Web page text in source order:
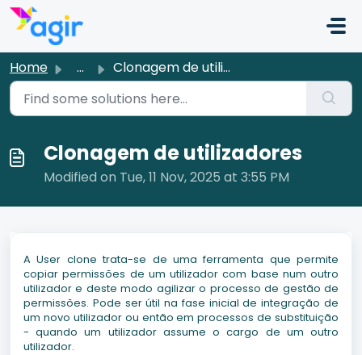
Skip to main content
Home ... Clonagem de utilizadores
Clonagem de utilizadores
Modified on Tue, 11 Nov, 2025 at 3:55 PM
A User clone trata-se de uma ferramenta que permite
copiar permissões de um utilizador com base num outro
utilizador e deste modo agilizar o processo de gestão de
permissões. Pode ser útil na fase inicial de integração de
um novo utilizador ou então em processos de substituição
- quando um utilizador assume o cargo de um outro
utilizador.